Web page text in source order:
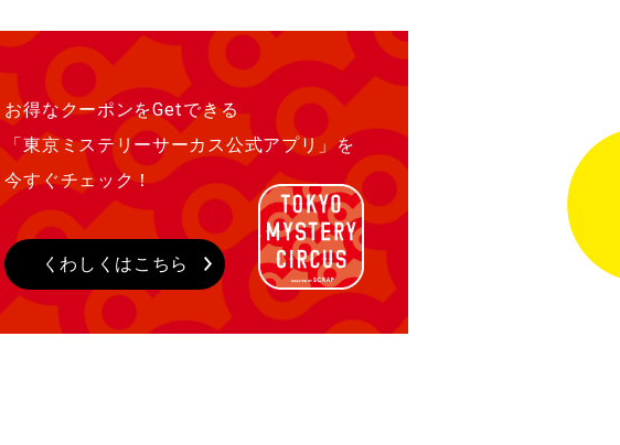
お得なクーポンをGetできる
「東京ミステリーサーカス公式アプリ」を
今すぐチェック！
くわしくはこちら